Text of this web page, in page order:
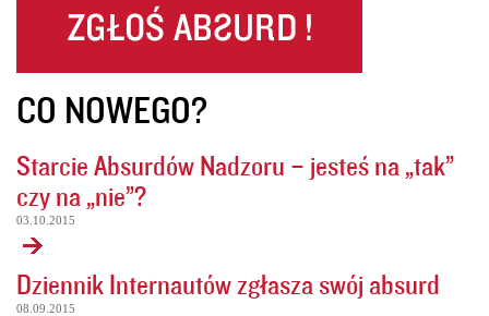
CO NOWEGO?
Starcie Absurdów Nadzoru – jesteś na „tak”
czy na „nie”?
03.10.2015
Dziennik Internautów zgłasza swój absurd
08.09.2015